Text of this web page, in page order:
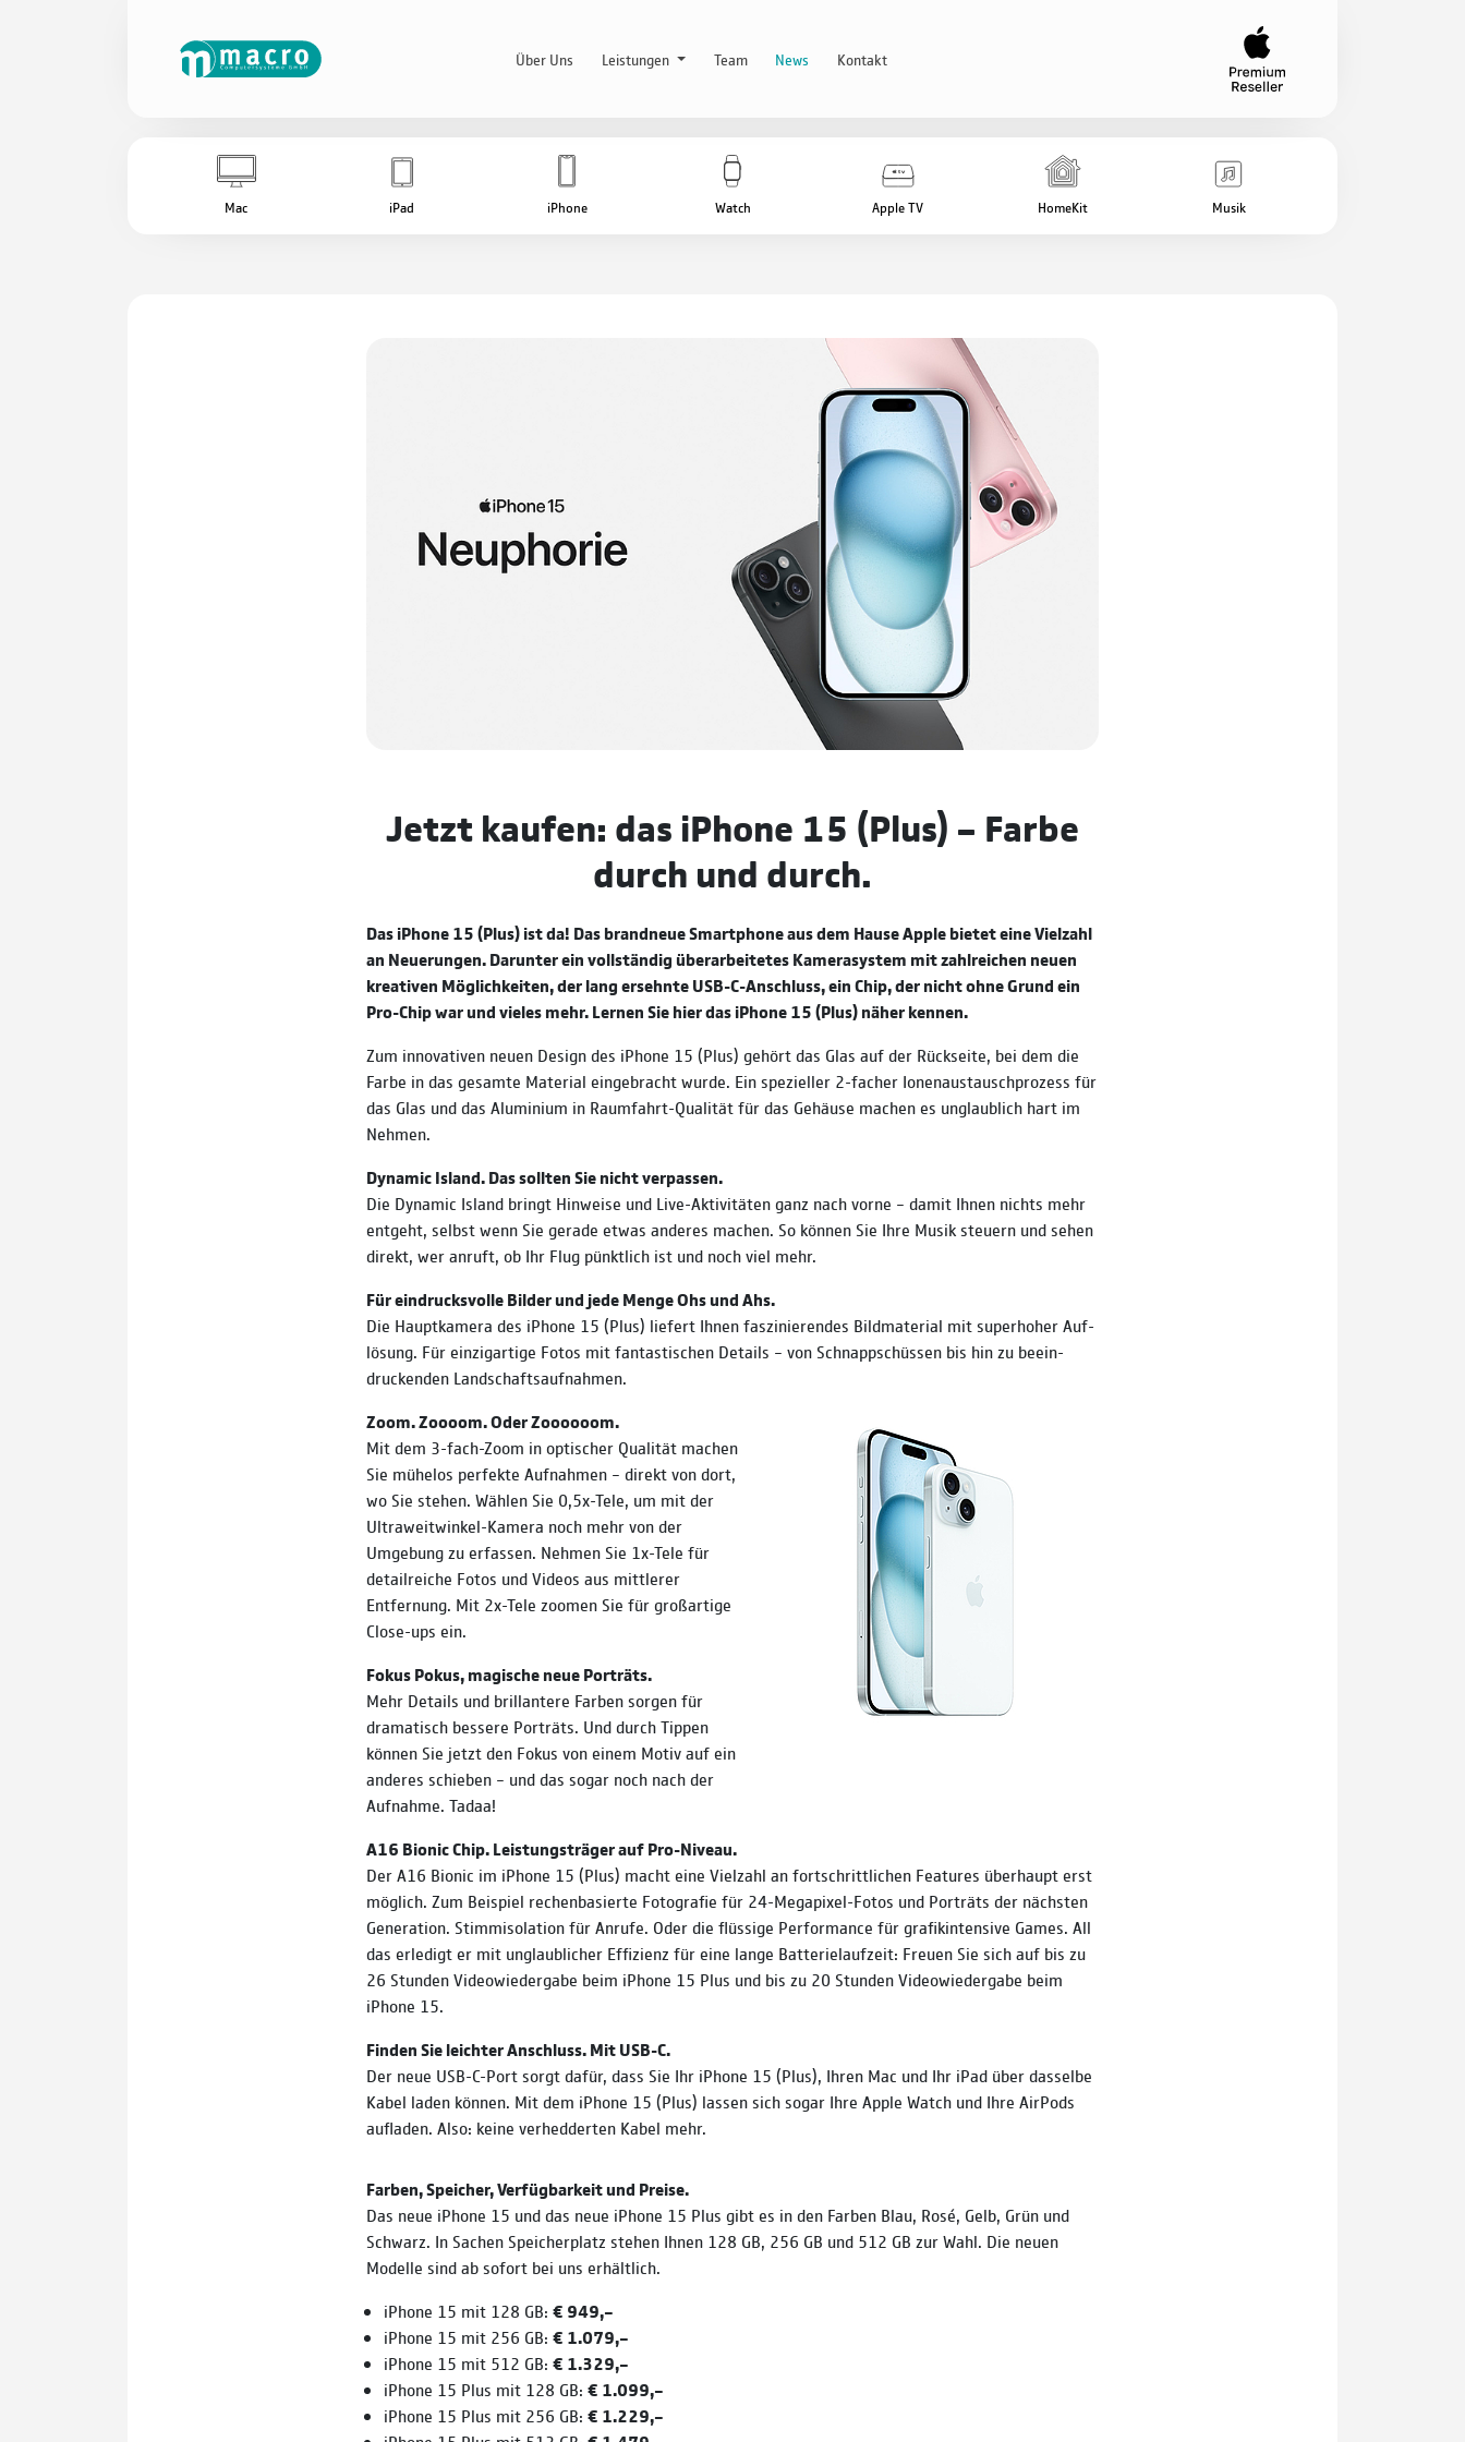
Über Uns Leistungen Team News Kontakt
Mac iPad iPhone Watch Apple TV HomeKit Musik
Jetzt kaufen: das iPhone 15 (Plus) – Farbe
durch und durch.
Das iPhone 15 (Plus) ist da! Das brandneue Smartphone aus dem Hause Apple bietet eine Vielzahl
an Neuerungen. Darunter ein vollständig überarbeitetes Kamerasystem mit zahlreichen neuen
kreativen Möglichkeiten, der lang ersehnte USB-C-Anschluss, ein Chip, der nicht ohne Grund ein
Pro-Chip war und vieles mehr. Lernen Sie hier das iPhone 15 (Plus) näher kennen.
Zum innova­tiven neuen Design des iPhone 15 (Plus) gehört das Glas auf der Rückseite, bei dem die
Farbe in das gesamte Material eingebracht wurde. Ein spezieller 2-facher Ionen­austausch­prozess für
das Glas und das Aluminium­ in Raumfahrt-Qualität für das Gehäuse machen es unglaublich hart im
Nehmen.
Dynamic Island. Das sollten Sie nicht verpassen.
Die Dynamic Island bringt Hinweise und Live-Aktivitäten ganz nach vorne – damit Ihnen nichts mehr
entgeht, selbst wenn Sie gerade etwas anderes machen. So können Sie Ihre Musik steuern und sehen
direkt, wer anruft, ob Ihr Flug pünktlich ist und noch viel mehr.
Für ein­drucks­­­volle Bilder und jede Menge Ohs und Ahs.
Die Hauptkamera des iPhone 15 (Plus) liefert Ihnen faszinierendes Bildmaterial mit superhoher Auf­
lösung. Für einzig­artige Fotos mit fantas­tischen Details – von Schnapp­schüssen bis hin zu beein­
druckenden Land­schafts­aufnahmen.
Zoom. Zoooom. Oder Zoooooom.
Mit dem 3-fach-Zoom in optischer Qualität machen
Sie mühelos perfekte Aufnahmen – direkt von dort,
wo Sie stehen. Wählen Sie 0,5x-Tele, um mit der
Ultraweitwinkel-Kamera noch mehr von der
Umgebung zu erfassen. Nehmen Sie 1x-Tele für
detail­reiche Fotos und Videos aus mittlerer
Entfernung. Mit 2x-Tele zoomen Sie für großartige
Close-ups ein.
Fokus Pokus, magische neue Porträts.
Mehr Details und brillantere Farben sorgen für
dramatisch bessere Porträts. Und durch Tippen
können Sie jetzt den Fokus von einem Motiv auf ein
anderes schieben – und das sogar noch nach der
Aufnahme. Tadaa!
A16 Bionic Chip. Leistungsträger auf Pro-Niveau.
Der A16 Bionic im iPhone 15 (Plus) macht eine Vielzahl an fortschrittlichen Features überhaupt erst
möglich. Zum Beispiel rechen­­basierte Fotografie für 24-Megapixel-Fotos und Porträts der nächsten
Generation. Stimm­isolation für Anrufe. Oder die flüssige Perfor­mance für grafik­intensive Games. All
das erledigt er mit unglaublicher Effizienz für eine lange Batterie­laufzeit: Freuen Sie sich auf bis zu
26 Stunden Videowiedergabe beim iPhone 15 Plus und bis zu 20 Stunden Videowiedergabe beim
iPhone 15.
Finden Sie leichter Anschluss. Mit USB-C.
Der neue USB-C-Port sorgt dafür, dass Sie Ihr iPhone 15 (Plus), Ihren Mac und Ihr iPad über dasselbe
Kabel laden können. Mit dem iPhone 15 (Plus) lassen sich sogar Ihre Apple Watch und Ihre AirPods
aufladen. Also: keine verhedderten Kabel mehr.
Farben, Speicher, Verfügbarkeit und Preise.
Das neue iPhone 15 und das neue iPhone 15 Plus gibt es in den Farben Blau, Rosé, Gelb, Grün und
Schwarz. In Sachen Speicherplatz stehen Ihnen 128 GB, 256 GB und 512 GB zur Wahl. Die neuen
Modelle sind ab sofort bei uns erhältlich.
iPhone 15 mit 128 GB: € 949,–
iPhone 15 mit 256 GB: € 1.079,–
iPhone 15 mit 512 GB: € 1.329,–
iPhone 15 Plus mit 128 GB: € 1.099,–
iPhone 15 Plus mit 256 GB: € 1.229,–